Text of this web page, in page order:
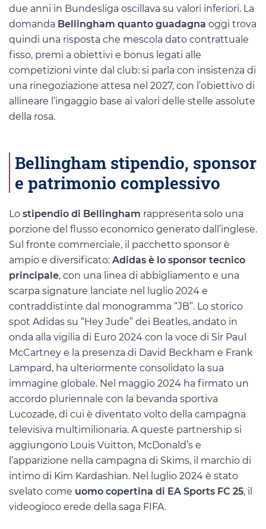
due anni in Bundesliga oscillava su valori inferiori. La
domanda Bellingham quanto guadagna oggi trova
quindi una risposta che mescola dato contrattuale
fisso, premi a obiettivi e bonus legati alle
competizioni vinte dal club: si parla con insistenza di
una rinegoziazione attesa nel 2027, con l’obiettivo di
allineare l’ingaggio base ai valori delle stelle assolute
della rosa.
Bellingham stipendio, sponsor
e patrimonio complessivo
Lo stipendio di Bellingham rappresenta solo una
porzione del flusso economico generato dall’inglese.
Sul fronte commerciale, il pacchetto sponsor è
ampio e diversificato: Adidas è lo sponsor tecnico
principale, con una linea di abbigliamento e una
scarpa signature lanciate nel luglio 2024 e
contraddistinte dal monogramma “JB”. Lo storico
spot Adidas su “Hey Jude” dei Beatles, andato in
onda alla vigilia di Euro 2024 con la voce di Sir Paul
McCartney e la presenza di David Beckham e Frank
Lampard, ha ulteriormente consolidato la sua
immagine globale. Nel maggio 2024 ha firmato un
accordo pluriennale con la bevanda sportiva
Lucozade, di cui è diventato volto della campagna
televisiva multimilionaria. A queste partnership si
aggiungono Louis Vuitton, McDonald’s e
l’apparizione nella campagna di Skims, il marchio di
intimo di Kim Kardashian. Nel luglio 2024 è stato
svelato come uomo copertina di EA Sports FC 25, il
videogioco erede della saga FIFA.